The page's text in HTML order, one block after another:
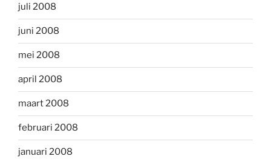
juli 2008
juni 2008
mei 2008
april 2008
maart 2008
februari 2008
januari 2008